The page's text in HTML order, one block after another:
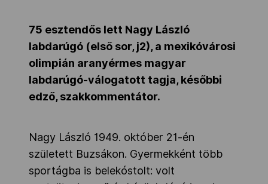
NOB
Társszervezetek
OVEP
Adatbank
75 esztendős lett Nagy László
labdarúgó (első sor, j2), a mexikóvárosi
olimpián aranyérmes magyar
labdarúgó-válogatott tagja, későbbi
edző, szakkommentátor.
Nagy László 1949. október 21-én
született Buzsákon. Gyermekként több
sportágba is belekóstolt: volt